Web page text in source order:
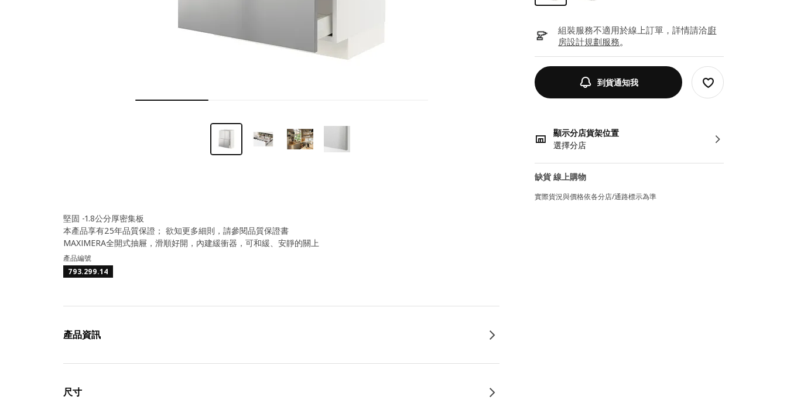
組裝服務不適用於線上訂單，詳情請洽廚
房設計規劃服務。
到貨通知我
顯示分店貨架位置
選擇分店
缺貨 線上購物
實際貨況與價格依各分店/通路標示為準
堅固 -1.8公分厚密集板
本產品享有25年品質保證； 欲知更多細則，請參閱品質保證書
MAXIMERA全開式抽屜，滑順好開，內建緩衝器，可和緩、安靜的關上
產品編號
793.299.14
產品資訊
尺寸